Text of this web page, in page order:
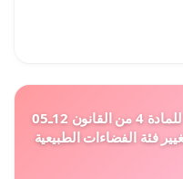
دعم ملف تفعيل النصوص التنظيمية للمادة 4 من القانون 12ـ05
فئة الفضاءات الطبيعية